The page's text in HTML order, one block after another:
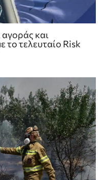
αγοράς και
τελευταίο Risk